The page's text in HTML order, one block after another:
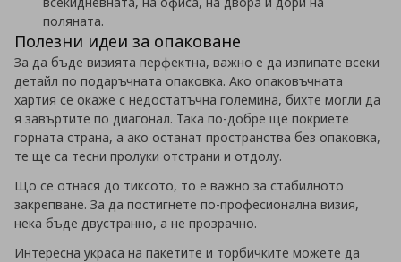
поляната.
Полезни идеи за опаковане
За да бъде визията перфектна, важно е да изпипате всеки
детайл по подаръчната опаковка. Ако опаковъчната
хартия се окаже с недостатъчна големина, бихте могли да
я завъртите по диагонал. Така по-добре ще покриете
горната страна, а ако останат пространства без опаковка,
те ще са тесни пролуки отстрани и отдолу.
Що се отнася до тиксото, то е важно за стабилното
закрепване. За да постигнете по-професионална визия,
нека бъде двустранно, а не прозрачно.
Интересна украса на пакетите и торбичките можете да